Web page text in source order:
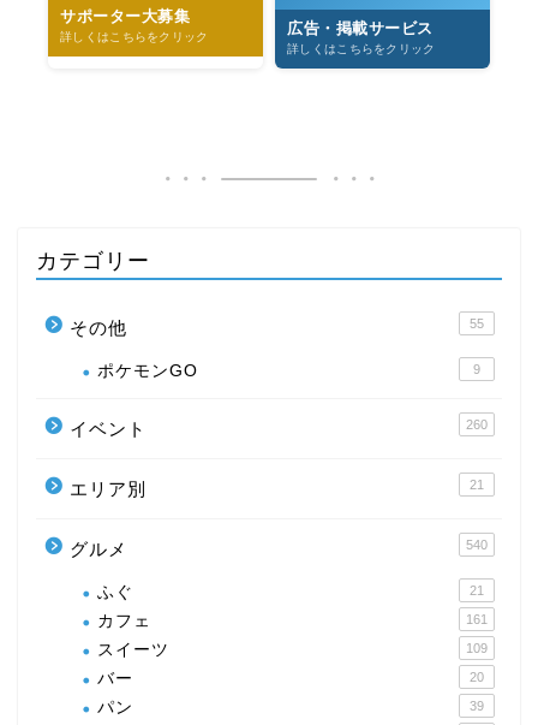
サポーター大募集
詳しくはこちらをクリック
広告・掲載サービス
詳しくはこちらをクリック
カテゴリー
その他 55
ポケモンGO 9
イベント 260
エリア別 21
グルメ 540
ふぐ 21
カフェ 161
スイーツ 109
バー 20
パン 39